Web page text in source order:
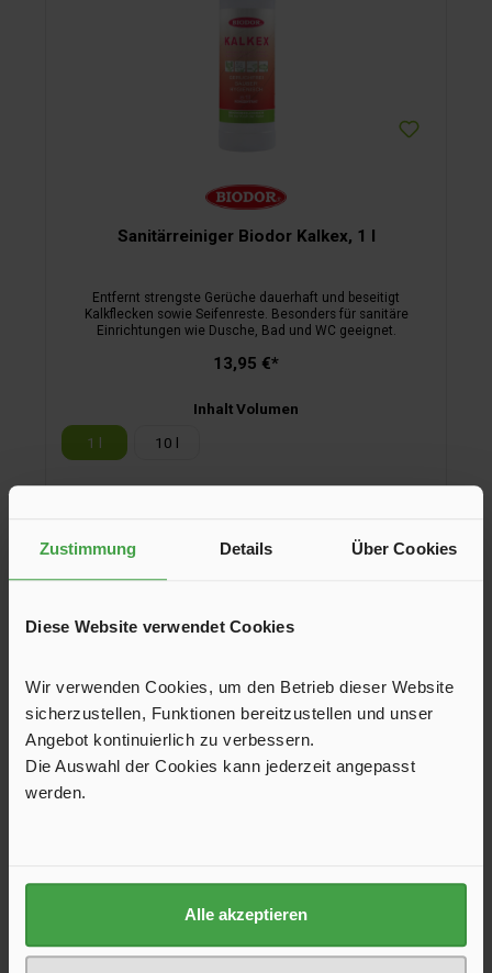
Zustimmung Details Über Cookies
Diese Website verwendet Cookies
Wir verwenden Cookies, um den Betrieb dieser Website
sicherzustellen, Funktionen bereitzustellen und unser
Angebot kontinuierlich zu verbessern.
Die Auswahl der Cookies kann jederzeit angepasst
werden.
Alle akzeptieren
Sanitärreiniger Biodor Kalkex, 1 l
Entfernt strengste Gerüche dauerhaft und beseitigt
Kalkflecken sowie Seifenreste. Besonders für sanitäre
Einrichtungen wie Dusche, Bad und WC geeignet.
13,95 €*
Inhalt Volumen
1 l
10 l
Der mikrobiologische Sanitärzusatz Biodor Eufakto